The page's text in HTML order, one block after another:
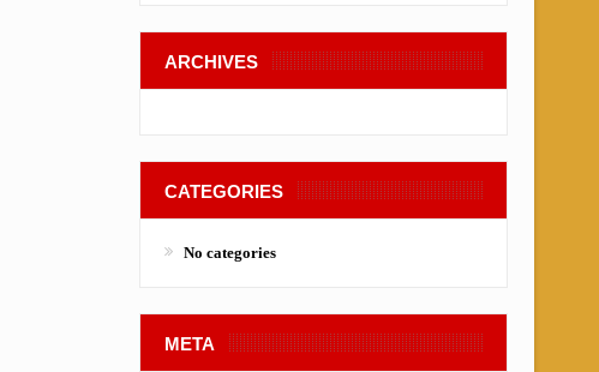
ARCHIVES
CATEGORIES
No categories
META